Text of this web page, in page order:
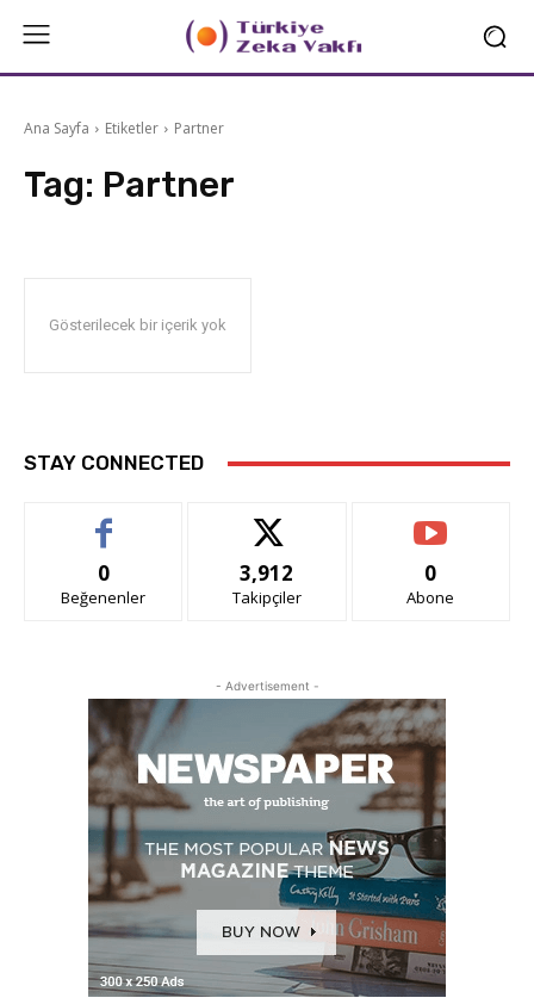
Ana Sayfa Etiketler Partner
Tag: Partner
Gösterilecek bir içerik yok
STAY CONNECTED
0
Beğenenler
3,912
Takipçiler
0
Abone
- Advertisement -